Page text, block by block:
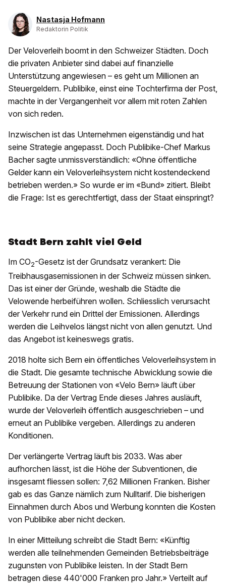
Nastasja Hofmann
Redaktorin Politik
Der Veloverleih boomt in den Schweizer Städten. Doch
die privaten Anbieter sind dabei auf finanzielle
Unterstützung angewiesen – es geht um Millionen an
Steuergeldern. Publibike, einst eine Tochterfirma der Post,
machte in der Vergangenheit vor allem mit roten Zahlen
von sich reden.
Inzwischen ist das Unternehmen eigenständig und hat
seine Strategie angepasst. Doch Publibike-Chef Markus
Bacher sagte unmissverständlich: «Ohne öffentliche
Gelder kann ein Veloverleihsystem nicht kostendeckend
betrieben werden.» So wurde er im «Bund» zitiert. Bleibt
die Frage: Ist es gerechtfertigt, dass der Staat einspringt?
Stadt Bern zahlt viel Geld
Im CO2-Gesetz ist der Grundsatz verankert: Die
Treibhausgasemissionen in der Schweiz müssen sinken.
Das ist einer der Gründe, weshalb die Städte die
Velowende herbeiführen wollen. Schliesslich verursacht
der Verkehr rund ein Drittel der Emissionen. Allerdings
werden die Leihvelos längst nicht von allen genutzt. Und
das Angebot ist keineswegs gratis.
2018 holte sich Bern ein öffentliches Veloverleihsystem in
die Stadt. Die gesamte technische Abwicklung sowie die
Betreuung der Stationen von «Velo Bern» läuft über
Publibike. Da der Vertrag Ende dieses Jahres ausläuft,
wurde der Veloverleih öffentlich ausgeschrieben – und
erneut an Publibike vergeben. Allerdings zu anderen
Konditionen.
Der verlängerte Vertrag läuft bis 2033. Was aber
aufhorchen lässt, ist die Höhe der Subventionen, die
insgesamt fliessen sollen: 7,62 Millionen Franken. Bisher
gab es das Ganze nämlich zum Nulltarif. Die bisherigen
Einnahmen durch Abos und Werbung konnten die Kosten
von Publibike aber nicht decken.
In einer Mitteilung schreibt die Stadt Bern: «Künftig
werden alle teilnehmenden Gemeinden Betriebsbeiträge
zugunsten von Publibike leisten. In der Stadt Bern
betragen diese 440'000 Franken pro Jahr.» Verteilt auf